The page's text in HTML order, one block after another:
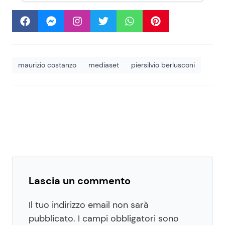
maurizio costanzo mediaset piersilvio berlusconi
Lascia un commento
Il tuo indirizzo email non sarà
pubblicato. I campi obbligatori sono